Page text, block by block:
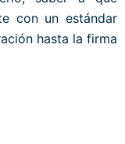
con un estándar
hasta la firma